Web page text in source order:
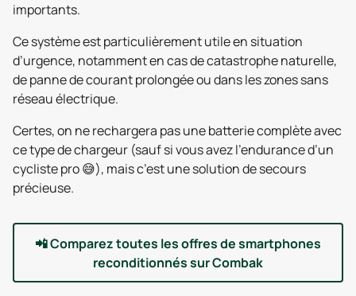
importants.
Ce système est particulièrement utile en situation
d’urgence, notamment en cas de catastrophe naturelle,
de panne de courant prolongée ou dans les zones sans
réseau électrique.
Certes, on ne rechargera pas une batterie complète avec
ce type de chargeur (sauf si vous avez l’endurance d’un
cycliste pro 😅), mais c’est une solution de secours
précieuse.
📲Comparez toutes les offres de smartphones
reconditionnés sur Combak